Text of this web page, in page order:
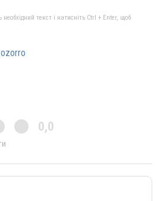
текст і натисніть Ctrl + Enter, щоб
0,0